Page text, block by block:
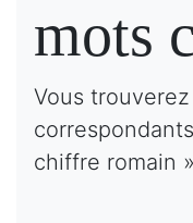
mots
Vous
chiffre romain